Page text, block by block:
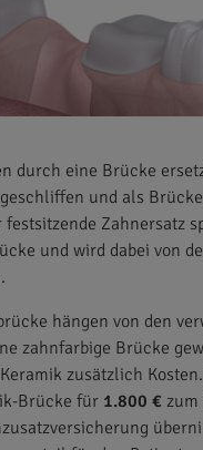
durch eine Brücke
und als
Zahnersatz
und wird dabei von
hängen von den
zahnfarbige Brücke
zusätzlich
Brücke für 1.800 € zum